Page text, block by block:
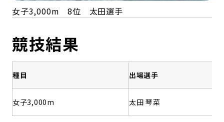
女子3,000m 8位 太田選手
競技結果
種目 出場選手
女子3,000m 太田 琴菜